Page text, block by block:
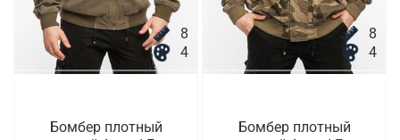
8
4
Бомбер плотный
8
4
Бомбер плотный